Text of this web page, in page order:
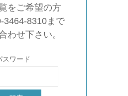
をご希望の方
3464-8310まで
わせ下さい。
スワード